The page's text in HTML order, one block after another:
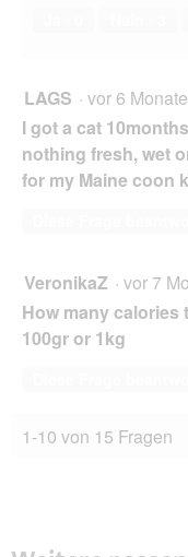
LAGS · vor 6
I got a cat
nothing fresh, wet
for my Maine coon
VeronikaZ · vor 7
How many calories
100gr or 1kg
1-10 von 15 Fragen